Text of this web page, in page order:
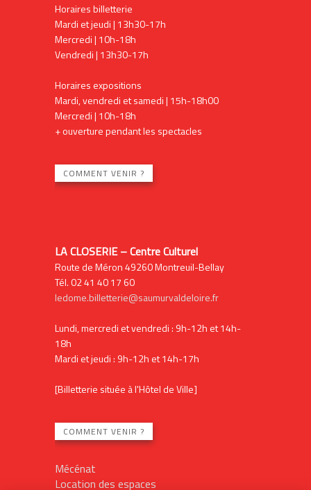
Horaires billetterie
Mardi et jeudi | 13h30-17h
Mercredi | 10h-18h
Vendredi | 13h30-17h
Horaires expositions
Mardi, vendredi et samedi | 15h-18h00
Mercredi | 10h-18h
+ ouverture pendant les spectacles
COMMENT VENIR ?
LA CLOSERIE – Centre Culturel
Route de Méron 49260 Montreuil-Bellay
Tél. 02 41 40 17 60
ledome.billetterie@saumurvaldeloire.fr
Lundi, mercredi et vendredi : 9h-12h et 14h-
18h
Mardi et jeudi : 9h-12h et 14h-17h
[Billetterie située à l'Hôtel de Ville]
COMMENT VENIR ?
Mécénat
Location des espaces